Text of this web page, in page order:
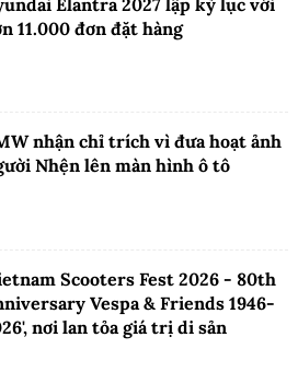
Elantra 2027 lập kỷ lục với
11.000 đơn đặt hàng
nhận chỉ trích vì đưa hoạt ảnh
Nhện lên màn hình ô tô
Scooters Fest 2026 - 80th
Vespa & Friends 1946-
nơi lan tỏa giá trị di sản